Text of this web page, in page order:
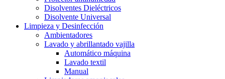
Disolventes Dieléctricos
Disolvente Universal
Limpieza y Desinfección
Ambientadores
Lavado y abrillantado vajilla
Automático máquina
Lavado textil
Manual